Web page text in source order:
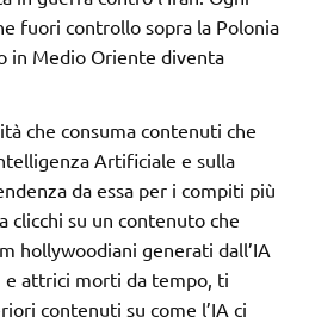
fuori controllo sopra la Polonia
in Medio Oriente diventa
che consuma contenuti che
Artificiale e sulla
da essa per i compiti più
clicchi su un contenuto che
hollywoodiani generati dall’IA
e attrici morti da tempo, ti
contenuti su come l’IA ci